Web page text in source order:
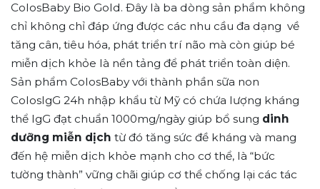
ColosBaby Bio Gold. Đây là ba dòng sản phẩm không
chỉ không chỉ đáp ứng được các nhu cầu đa dạng về
tăng cân, tiêu hóa, phát triển trí não mà còn giúp bé
miễn dịch khỏe là nền tảng để phát triển toàn diện.
Sản phẩm ColosBaby với thành phần sữa non
ColosIgG 24h nhập khẩu từ Mỹ có chứa lượng kháng
thể IgG đạt chuẩn 1000mg/ngày giúp bổ sung dinh
dưỡng miễn dịch từ đó tăng sức đề kháng và mang
đến hệ miễn dịch khỏe mạnh cho cơ thể, là “bức
tường thành” vững chãi giúp cơ thể chống lại các tác